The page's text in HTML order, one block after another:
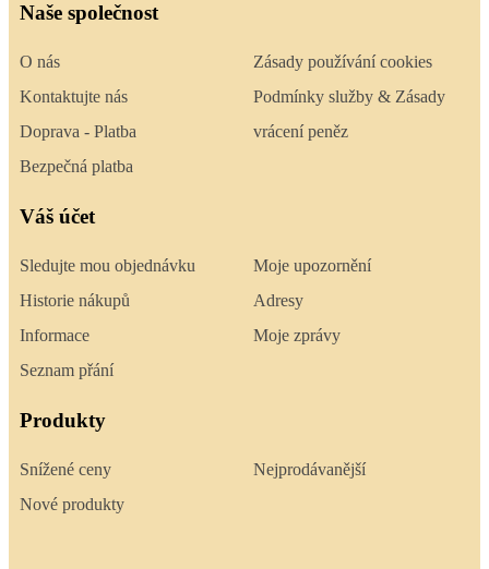
Naše společnost
O nás
Kontaktujte nás
Doprava - Platba
Bezpečná platba
Zásady používání cookies
Podmínky služby & Zásady
vrácení peněz
Váš účet
Sledujte mou objednávku
Historie nákupů
Informace
Seznam přání
Moje upozornění
Adresy
Moje zprávy
Produkty
Snížené ceny
Nové produkty
Nejprodávanější